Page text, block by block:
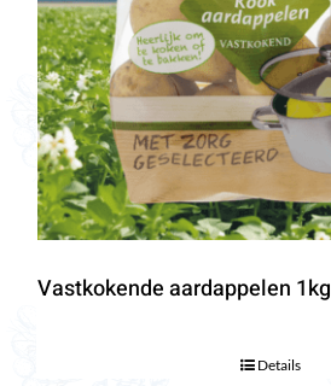
Vastkokende aardappelen 1kg
Details